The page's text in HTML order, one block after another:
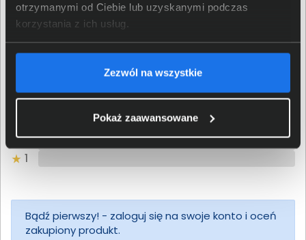
otrzymanymi od Ciebie lub uzyskanymi podczas
korzystania z ich usług.
Zezwól na wszystkie
Pokaż zaawansowane
Oceń produkt
0/5
5
2
1
Bądź pierwszy! - zaloguj się na swoje konto i oceń
zakupiony produkt.